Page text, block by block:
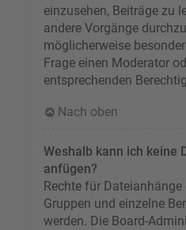
einzusehen, Beiträge zu
andere Vorgänge
möglicherweise
Frage einen Moderator
entsprechenden
Nach oben
Weshalb kann ich keine
anfügen?
Rechte für Dateianhänge
Gruppen und einzelne
werden. Die Board-